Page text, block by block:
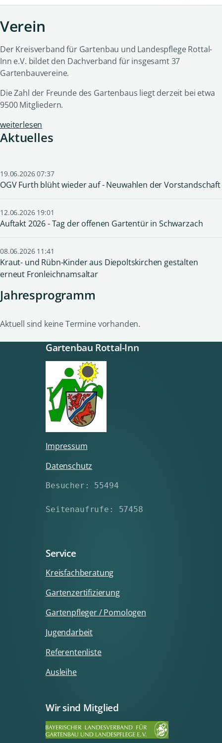
Verein
Der Kreisverband für Gartenbau und Landespflege Rottal-
Inn e.V. bildet den Dachverband für insgesamt 37
Gartenbauvereine.
Die Zahl der Freunde des Gartenbaus liegt derzeit bei etwa
9500 Mitgliedern.
weiterlesen
Aktuelles
19.06.2026 07:37
OGV Furth blüht wieder auf - Neuwahlen der Vorstandschaft
12.06.2026 19:01
Auftakt 2026 - Tag der offenen Gartentür in Schwarzach
08.06.2026 11:41
Kraut- und Rübn-Kinder aus Diepoltskirchen gestalten
erneut Fronleichnamsaltar
Jahresprogramm
Aktuell sind keine Termine vorhanden.
Gartenbau Rottal-Inn
Impressum
Datenschutz
Besucher: 55494
Seitenaufrufe: 57458
Service
Kreisfachberatung
Gartenzertifizierung
Gartenpfleger / Pomologen
Jugendarbeit
Referentenliste
Ausleihe
Wir sind Mitglied